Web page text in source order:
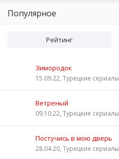
Популярное
Рейтинг
Зимородок
15.09.22, Турецкие сериалы
Ветреный
09.10.22, Турецкие сериалы
Постучись в мою дверь
28.04.20, Турецкие сериалы